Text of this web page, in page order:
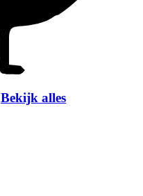
Bekijk alles